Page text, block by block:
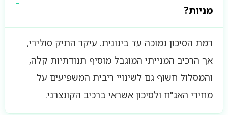
מניות?
רמת הסיכון נמוכה עד בינונית. עיקר התיק סולידי,
אך הרכיב המנייתי המוגבל מוסיף תנודתיות קלה,
והמסלול חשוף גם לשינויי ריבית המשפיעים על
מחירי האג"ח ולסיכון אשראי ברכיב הקונצרני.